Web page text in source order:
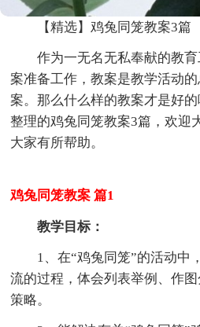
【精选】鸡兔同笼教案3篇
作为一无名无私奉献的教
案准备工作，教案是教学活动
案。那么什么样的教案才是好
整理的鸡兔同笼教案3篇，欢迎
大家有所帮助。
鸡兔同笼教案 篇1
教学目标：
1、在“鸡兔同笼”的活动中
流的过程，体会列表举例、作
策略。